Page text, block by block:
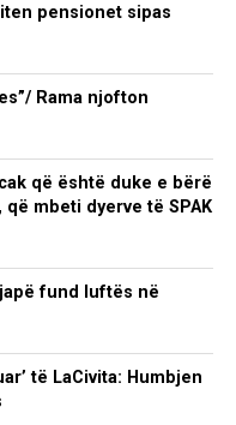
pensionet sipas
Rama njofton
që është duke e bërë
mbeti dyerve të SPAK
fund luftës në
të LaCivita: Humbjen